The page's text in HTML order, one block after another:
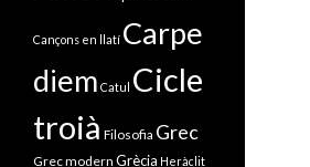
Cançons en llatí Carpe
diem Catul Cicle
troià Filosofia Grec
Grec modern Grècia Heràclit